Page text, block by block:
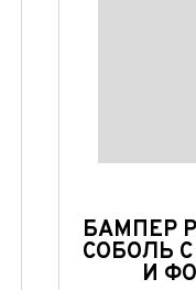
БАМПЕР
СОБОЛЬ
И